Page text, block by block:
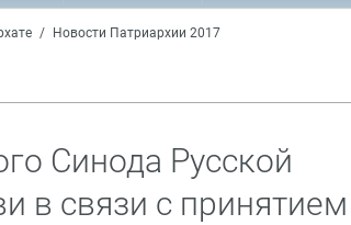
/ Новости Патриархии 2017
Синода Русской
в связи с принятием